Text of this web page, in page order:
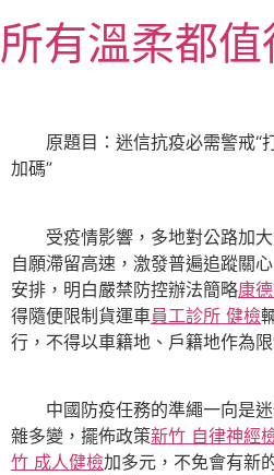
至
主所有溫柔都
原題目：迷信抗疫必需警戒“
加碼”
受疫情影響，多地對公路加大
自願滯留高速，激發普遍追蹤關
安排，明白嚴禁防控辦法簡略康
得隨便限制貨運車員工診所 健檢
行，不得以車籍地、戶籍地作為
中國防疫任務的準繩一向是迷
雜多變，擺佈政策新竹 自律神經
竹 成人健檢加多元，不免會有新